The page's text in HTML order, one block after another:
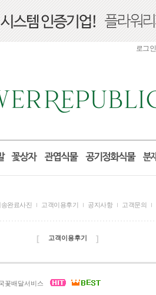
로그인
완료사진 고객이용후기 공지사항 고객문의
[ 고객이용후기 ]
꽃배달서비스